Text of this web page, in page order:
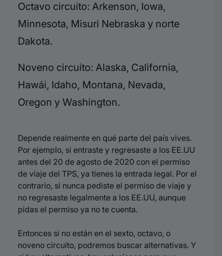
Octavo circuito: Arkenson, Iowa,
Minnesota, Misuri Nebraska y norte
Dakota.
Noveno circuito: Alaska, California,
Hawái, Idaho, Montana, Nevada,
Oregon y Washington.
Depende realmente en qué parte del país vives.
Por ejemplo, si entraste y regresaste a los EE.UU
antes del 20 de agosto de 2020 con el permiso
de viaje del TPS, ya tienes la entrada legal. Por el
contrario, si nunca pediste el permiso de viaje y
no regresaste legalmente a los EE.UU, aunque
pidas el permiso ya no te cuenta.
Entonces si no están en el sexto, octavo, o
noveno circuito, podremos buscar alternativas. Y